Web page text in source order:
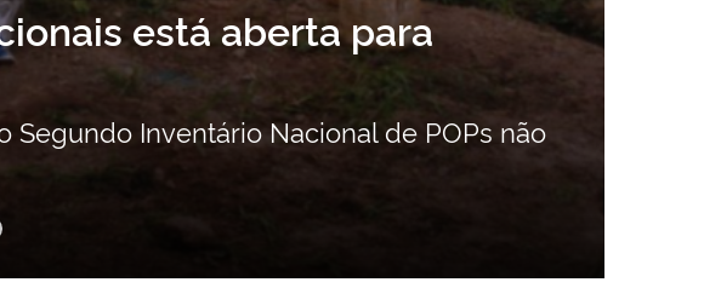
Nacional de Poluentes
está aberta para
Inventário Nacional de POPs não